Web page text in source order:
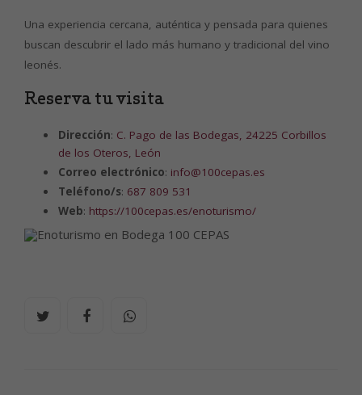
Una experiencia cercana, auténtica y pensada para quienes
buscan descubrir el lado más humano y tradicional del vino
leonés.
Reserva tu visita
Dirección: C. Pago de las Bodegas, 24225 Corbillos
de los Oteros, León
Correo electrónico: info@100cepas.es
Teléfono/s: 687 809 531
Web: https://100cepas.es/enoturismo/